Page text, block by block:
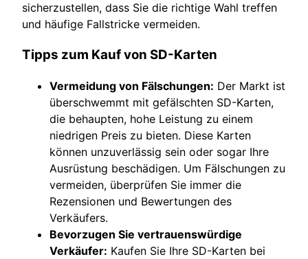
sicherzustellen, dass Sie die richtige Wahl treffen
und häufige Fallstricke vermeiden.
Tipps zum Kauf von SD-Karten
Vermeidung von Fälschungen: Der Markt ist
überschwemmt mit gefälschten SD-Karten,
die behaupten, hohe Leistung zu einem
niedrigen Preis zu bieten. Diese Karten
können unzuverlässig sein oder sogar Ihre
Ausrüstung beschädigen. Um Fälschungen zu
vermeiden, überprüfen Sie immer die
Rezensionen und Bewertungen des
Verkäufers.
Bevorzugen Sie vertrauenswürdige
Verkäufer: Kaufen Sie Ihre SD-Karten bei